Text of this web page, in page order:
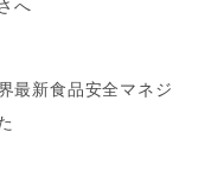
へ
最新食品安全マネジ